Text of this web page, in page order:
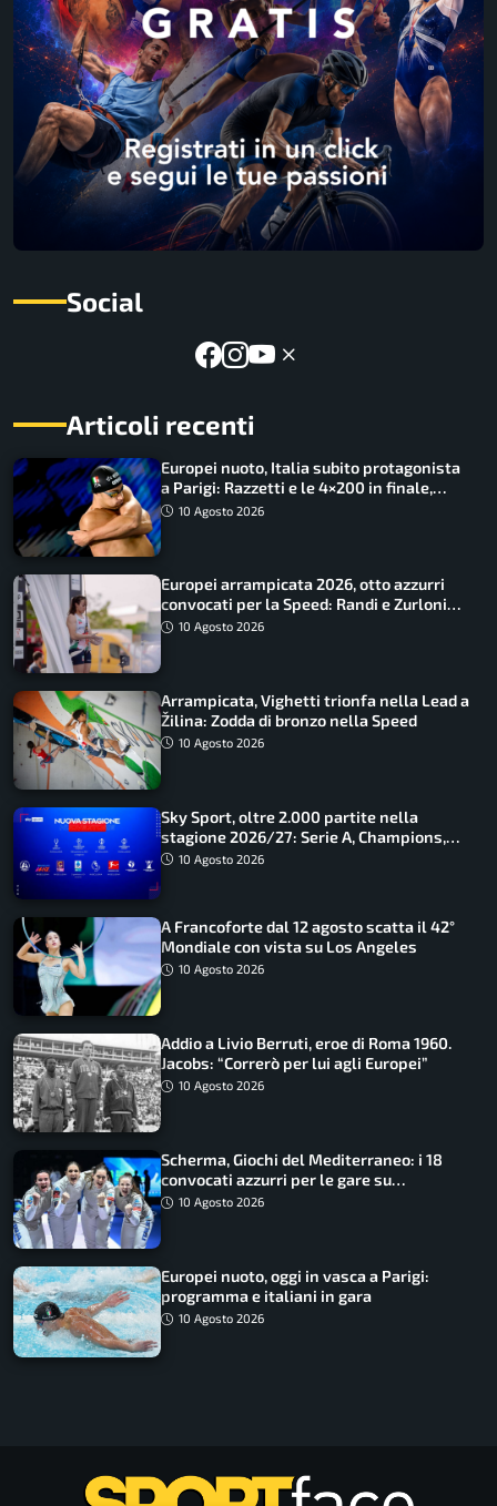
Social
Articoli recenti
Europei nuoto, Italia subito protagonista
a Parigi: Razzetti e le 4×200 in finale,
Quadarella domina gli 800
10 Agosto 2026
Europei arrampicata 2026, otto azzurri
convocati per la Speed: Randi e Zurloni
guidano l’Italia
10 Agosto 2026
Arrampicata, Vighetti trionfa nella Lead a
Žilina: Zodda di bronzo nella Speed
10 Agosto 2026
Sky Sport, oltre 2.000 partite nella
stagione 2026/27: Serie A, Champions,
Premier e tutte le novità
10 Agosto 2026
A Francoforte dal 12 agosto scatta il 42°
Mondiale con vista su Los Angeles
10 Agosto 2026
Addio a Livio Berruti, eroe di Roma 1960.
Jacobs: “Correrò per lui agli Europei”
10 Agosto 2026
Scherma, Giochi del Mediterraneo: i 18
convocati azzurri per le gare su
SportFaceTV
10 Agosto 2026
Europei nuoto, oggi in vasca a Parigi:
programma e italiani in gara
10 Agosto 2026